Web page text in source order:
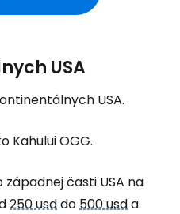
USA
USA.
Kahului OGG.
časti USA na
250 usddo500 usda